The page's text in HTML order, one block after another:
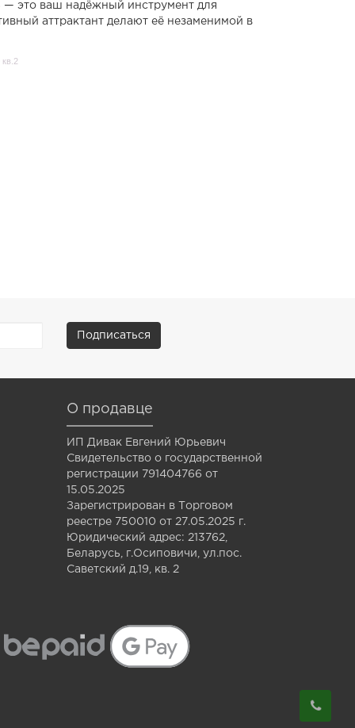
— это ваш надёжный инструмент для
аттрактант делают её незаменимой в
Подписаться
О продавце
ИП Дивак Евгений Юрьевич
Свидетельство о государственной
регистрации 791404766 от
15.05.2025
Зарегистрирован в Торговом
реестре 750010 от 27.05.2025 г.
Юридический адрес: 213762,
Беларусь, г.Осиповичи, ул.пос.
Саветский д.19, кв. 2